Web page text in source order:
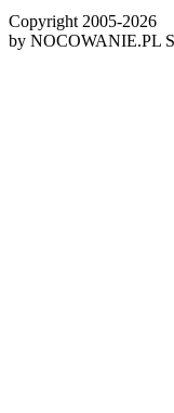
Copyright 2005-2026
by NOCOWANIE.PL